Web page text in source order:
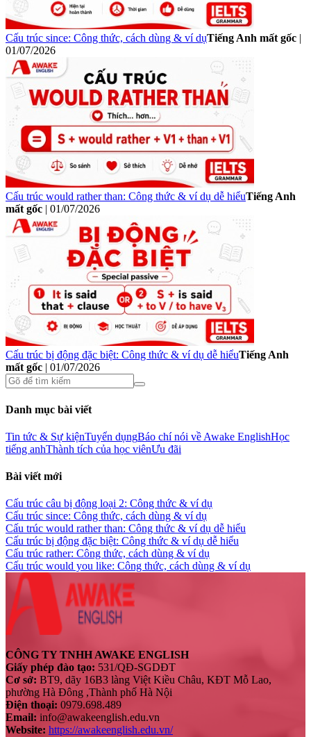
Cấu trúc since: Công thức, cách dùng & ví dụTiếng Anh mất gốc |
01/07/2026
Cấu trúc would rather than: Công thức & ví dụ dễ hiểuTiếng Anh
mất gốc | 01/07/2026
Cấu trúc bị động đặc biệt: Công thức & ví dụ dễ hiểuTiếng Anh
mất gốc | 01/07/2026
Danh mục bài viết
Tin tức & Sự kiệnTuyển dụngBáo chí nói về Awake EnglishHọc
tiếng anhThành tích của học viênƯu đãi
Bài viết mới
Cấu trúc câu bị động loại 2: Công thức & ví dụ
Cấu trúc since: Công thức, cách dùng & ví dụ
Cấu trúc would rather than: Công thức & ví dụ dễ hiểu
Cấu trúc bị động đặc biệt: Công thức & ví dụ dễ hiểu
Cấu trúc rather: Công thức, cách dùng & ví dụ
Cấu trúc would you like: Công thức, cách dùng & ví dụ
CÔNG TY TNHH AWAKE ENGLISH
Giấy phép đào tạo: 531/QĐ-SGDĐT
Cơ sở: BT9, dãy 16B3 làng Việt Kiều Châu, KĐT Mỗ Lao,
phường Hà Đông ,Thành phố Hà Nội
Điện thoại: 0979.698.489
Email: info@awakeenglish.edu.vn
Website: https://awakeenglish.edu.vn/